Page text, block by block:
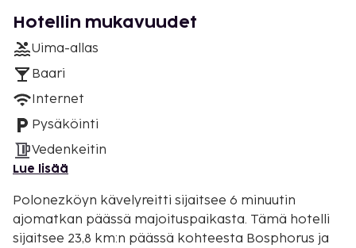
Hotellin mukavuudet
Uima-allas
Baari
Internet
Pysäköinti
Vedenkeitin
Lue lisää
Polonezköyn kävelyreitti sijaitsee 6 minuutin
ajomatkan päässä majoituspaikasta. Tämä hotelli
sijaitsee 23,8 km:n päässä kohteesta Bosphorus ja